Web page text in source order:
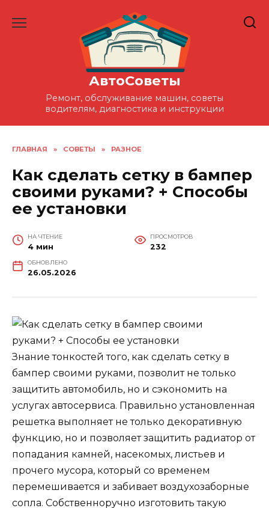
АвтоСоветы
Ремонт, обслуживание машин, советы
водителям, диагностика и инструкции
ГЛАВНАЯ » СОВЕТЫ » РАЗНОЕ
Как сделать сетку в бампер
своими руками? + Способы
ее установки
НА ЧТЕНИЕ
4 мин
ПРОСМОТРОВ
232
ОБНОВЛЕНО
26.05.2026
Знание тонкостей того, как сделать сетку в
бампер своими руками, позволит не только
защитить автомобиль, но и сэкономить на
услугах автосервиса. Правильно установленная
решетка выполняет не только декоративную
функцию, но и позволяет защитить радиатор от
попадания камней, насекомых, листьев и
прочего мусора, который со временем
перемешивается и забивает воздухозаборные
сопла. Собственноручно изготовить такую